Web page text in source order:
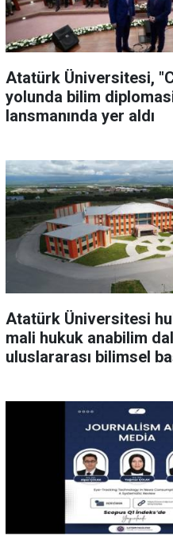
Atatürk Üniversitesi,
yolunda bilim
lansmanında yer aldı
Atatürk Üniversitesi
mali hukuk anabilim
uluslararası bilimsel